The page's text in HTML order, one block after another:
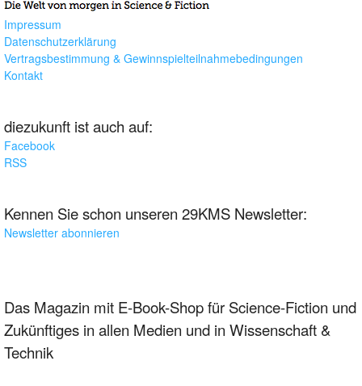
Impressum
Datenschutzerklärung
Vertragsbestimmung & Gewinnspielteilnahmebedingungen
Kontakt
diezukunft ist auch auf:
Facebook
RSS
Kennen Sie schon unseren 29KMS Newsletter:
Newsletter abonnieren
Das Magazin mit E-Book-Shop für Science-Fiction und
Zukünftiges in allen Medien und in Wissenschaft &
Technik